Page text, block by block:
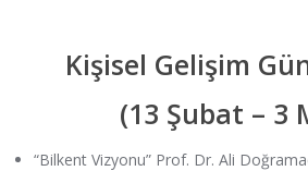
Kişisel Gelişim
(13 Şubat – 3
“Bilkent Vizyonu” Prof. Dr. Ali